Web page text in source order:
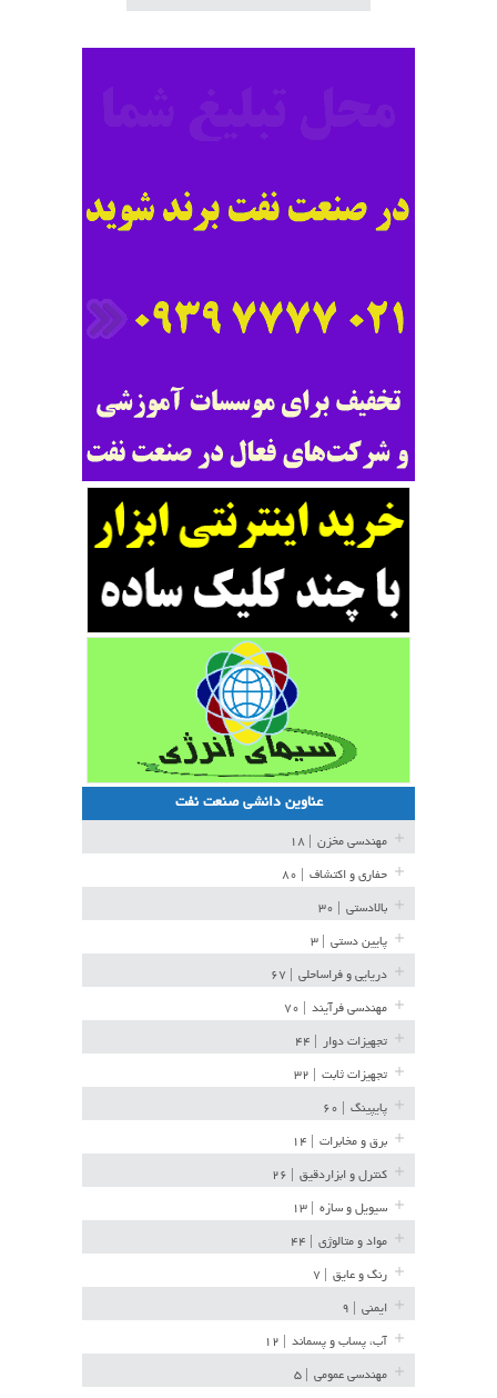
عناوین دانشی صنعت نفت
مهندسی مخزن
حفاری و اکتشاف
بالادستی
پایین دستی
دریایی و فراساحلی
مهندسی فرآیند
تجهیزات دوار
تجهیزات ثابت
پایپینگ
برق و مخابرات
کنترل و ابزاردقیق
سیویل و سازه
مواد و متالوژی
رنگ و عایق
ایمنی
آب، پساب و پسماند
مهندسی عمومی